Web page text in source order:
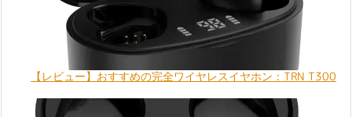
【レビュー】おすすめの完全ワイヤレスイヤホン：TRN T300